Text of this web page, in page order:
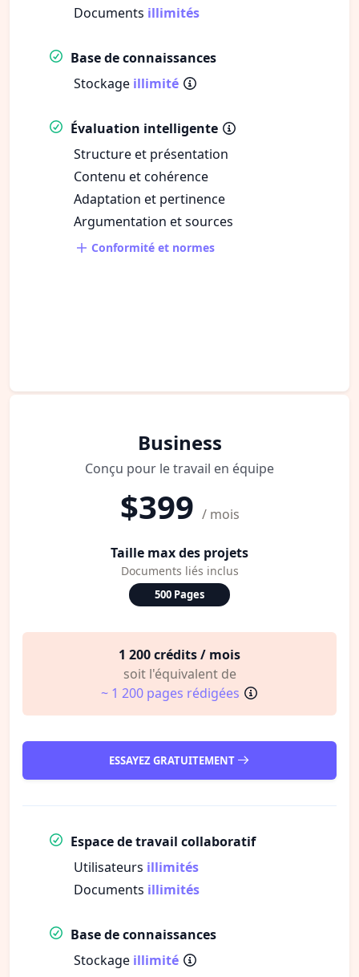
Documents illimités
Base de connaissances
Stockage illimité
Évaluation intelligente
Structure et présentation
Contenu et cohérence
Adaptation et pertinence
Argumentation et sources
Conformité et normes
Business
Conçu pour le travail en équipe
$399 / mois
Taille max des projets
Documents liés inclus
500 Pages
1 200 crédits / mois
soit l'équivalent de
~ 1 200 pages rédigées
ESSAYEZ GRATUITEMENT
Espace de travail collaboratif
Utilisateurs illimités
Documents illimités
Base de connaissances
Stockage illimité